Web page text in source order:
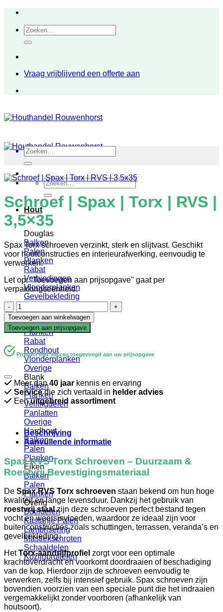
inhoudZoeken
naar:
Vraag vrijblijvend een offerte aan
Zoeken
naar:
Hout
Douglas
Balken
Palen
Planken
Rabat
Verbindingen
Vlonderplanken
Gevelbekleding
Balken
Palen
Planken
Rabat
Rondhout
Vlonderplanken
Overige
Blank
Balken
Planken
Vellingdelen
Panlatten
Overige
Hardhout
Balken
Palen
Planken
Eiken
Balken
Palen
Planken
Overig
Boeidelen
Kastanje Palen
Lambrisering
Mastiekschroten
Schaaldelen
Kozijnprofielen
Zoeken
naar:
Schroef | Spax | Torx | RVS |
3,5×35
Spax Torx schroeven verzinkt, sterk en slijtvast. Geschikt
voor houtconstructies en interieurafwerking, eenvoudig te
verwerken.
Let op: "Toevoegen aan prijsopgave" gaat per
verpakkingseenheid.
Schroef
|
Spax
|
Torx
RVS
3,5x35
aantal
Toevoegen aan winkelwagen
Toevoegen aan prijsopgave
Product met succes toegevoegd aan uw prijsopgave
Meer dan40 jaar kennis en ervaring
Servicedie zich vertaald in helder advies
Eenuitgebreid assortiment
Beschrijving
Aanvullende informatie
Spax RVS Torx Schroeven – Duurzaam &
Roestvrij Bevestigingsmateriaal
De Spax RVS Torx schroeven staan bekend om hun hoge
kwaliteit en lange levensduur. Dankzij het gebruik van
roestvrij staalzijn deze schroeven perfect bestand tegen
vocht en weersinvloeden, waardoor ze ideaal zijn voor
buitenconstructies zoals schuttingen, terrassen, veranda’s en
gevelbekleding.
HetTorx-aandrijfprofiel zorgt voor een optimale
krachtoverdracht en voorkomt doordraaien of beschadiging
van de kop. Hierdoor zijn de schroeven eenvoudig te
verwerken, zelfs bij intensief gebruik. Spax schroeven zijn
bovendien voorzien van een speciale punt die het indraaien
vergemakkelijkt zonder voorboren (afhankelijk van
houtsoort).